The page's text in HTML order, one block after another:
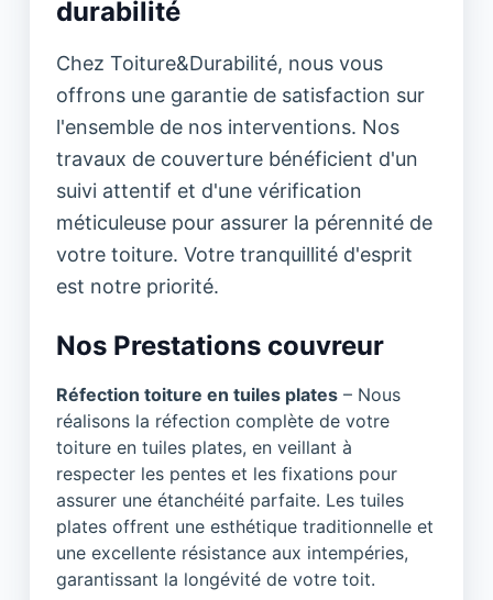
durabilité
Chez Toiture&Durabilité, nous vous
offrons une garantie de satisfaction sur
l'ensemble de nos interventions. Nos
travaux de couverture bénéficient d'un
suivi attentif et d'une vérification
méticuleuse pour assurer la pérennité de
votre toiture. Votre tranquillité d'esprit
est notre priorité.
Nos Prestations couvreur
Réfection toiture en tuiles plates – Nous
réalisons la réfection complète de votre
toiture en tuiles plates, en veillant à
respecter les pentes et les fixations pour
assurer une étanchéité parfaite. Les tuiles
plates offrent une esthétique traditionnelle et
une excellente résistance aux intempéries,
garantissant la longévité de votre toit.